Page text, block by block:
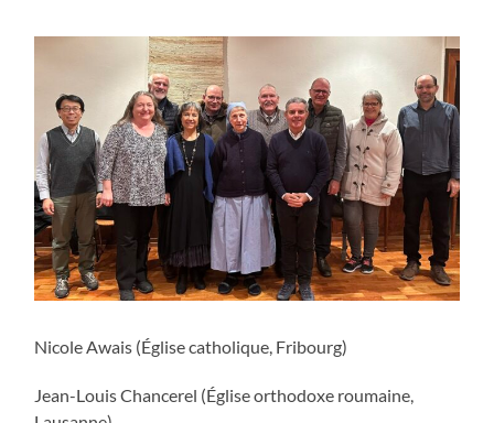
Nicole Awais (Église catholique, Fribourg)
Jean-Louis Chancerel (Église orthodoxe roumaine,